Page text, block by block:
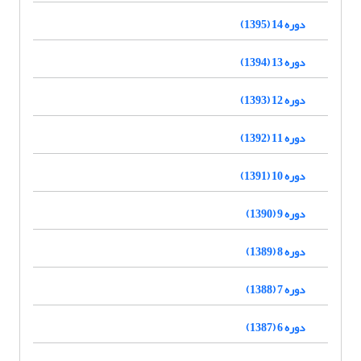
دوره 14 (1395)
دوره 13 (1394)
دوره 12 (1393)
دوره 11 (1392)
دوره 10 (1391)
دوره 9 (1390)
دوره 8 (1389)
دوره 7 (1388)
دوره 6 (1387)